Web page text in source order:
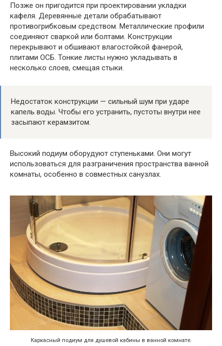
Позже он пригодится при проектировании укладки
кафеля. Деревянные детали обрабатывают
противогрибковым средством. Металлические профили
соединяют сваркой или болтами. Конструкции
перекрывают и обшивают влагостойкой фанерой,
плитами ОСБ. Тонкие листы нужно укладывать в
несколько слоев, смещая стыки.
Недостаток конструкции — сильный шум при ударе
капель воды. Чтобы его устранить, пустоты внутри нее
засыпают керамзитом.
Высокий подиум оборудуют ступеньками. Они могут
использоваться для разграничения пространства ванной
комнаты, особенно в совместных санузлах.
Каркасный подиум для душевой кабины в ванной комнате.